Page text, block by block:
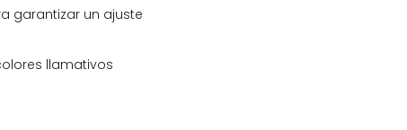
garantizar un ajuste
llamativos